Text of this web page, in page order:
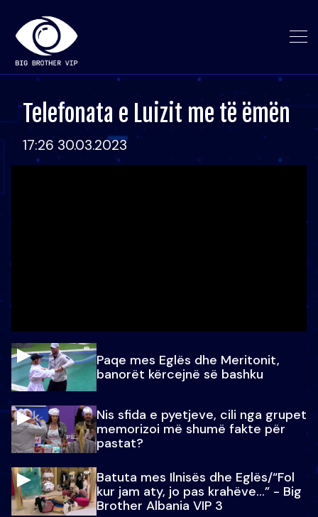
Telefonata e Luizit me të ëmën
17:26 30.03.2023
Paqe mes Eglës dhe Meritonit,
banorët kërcejnë së bashku
Nis sfida e pyetjeve, cili nga grupet
memorizoi më shumë fakte për
pastat?
Batuta mes Ilnisës dhe Eglës/“Fol
kur jam aty, jo pas krahëve…” - Big
Brother Albania VIP 3